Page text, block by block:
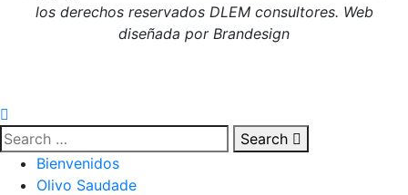
los derechos reservados DLEM consultores. Web
diseñada por Brandesign
Search
Bienvenidos
Olivo Saudade